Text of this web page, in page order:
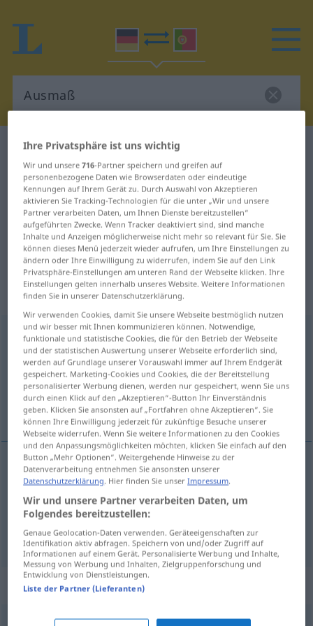
Deutsch-Portugiesisch Wörterbuch
Deutsch-Portugiesisch
Übersetzung für "Ausmaß"
"Ausmaß" Portugiesisch
Übersetzung
„Ausmaß“: Neutrum
Ausmaßn <-es;-e>
Übersicht aller Übersetzungen
(Für mehr Details die Übersetzung anklicken/antippen)
extensão, tamanho
extensãof Ausmaß
tamanhom Ausmaß(≈ Format)
Synonyme für "Ausmaß"
Ihre Privatsphäre ist uns wichtig
Wir und unsere716-Partner speichern und greifen auf
personenbezogene Daten wie Browserdaten oder eindeutige
Kennungen auf Ihrem Gerät zu. Durch Auswahl von Akzeptieren
aktivieren Sie Tracking-Technologien für die unter „Wir und unsere
Partner verarbeiten Daten, um Ihnen Dienste bereitzustellen“
aufgeführten Zwecke. Wenn Tracker deaktiviert sind, sind manche
Inhalte und Anzeigen möglicherweise nicht mehr so relevant für Sie. Sie
können dieses Menü jederzeit wieder aufrufen, um Ihre Einstellungen zu
ändern oder Ihre Einwilligung zu widerrufen, indem Sie auf den Link
Privatsphäre-Einstellungen am unteren Rand der Webseite klicken. Ihre
Einstellungen gelten innerhalb unseres Website. Weitere Informationen
finden Sie in unserer Datenschutzerklärung.
Wir verwenden Cookies, damit Sie unsere Webseite bestmöglich nutzen
und wir besser mit Ihnen kommunizieren können. Notwendige,
funktionale und statistische Cookies, die für den Betrieb der Webseite
und der statistischen Auswertung unserer Webseite erforderlich sind,
werden auf Grundlage unserer Vorauswahl immer auf Ihrem Endgerät
gespeichert. Marketing-Cookies und Cookies, die der Bereitstellung
personalisierter Werbung dienen, werden nur gespeichert, wenn Sie uns
durch einen Klick auf den „Akzeptieren“-Button Ihr Einverständnis
geben. Klicken Sie ansonsten auf „Fortfahren ohne Akzeptieren“. Sie
können Ihre Einwilligung jederzeit für zukünftige Besuche unserer
Webseite widerrufen. Wenn Sie weitere Informationen zu den Cookies
und den Anpassungsmöglichkeiten möchten, klicken Sie einfach auf den
Button „Mehr Optionen“. Weitergehende Hinweise zu der
Datenverarbeitung entnehmen Sie ansonsten unserer
Datenschutzerklärung. Hier finden Sie unserImpressum.
Wir und unsere Partner verarbeiten Daten, um
Folgendes bereitzustellen:
Genaue Geolocation-Daten verwenden. Geräteeigenschaften zur
Identifikation aktiv abfragen. Speichern von und/oder Zugriff auf
Informationen auf einem Gerät. Personalisierte Werbung und Inhalte,
Messung von Werbung und Inhalten, Zielgruppenforschung und
Entwicklung von Dienstleistungen.
Liste der Partner (Lieferanten)